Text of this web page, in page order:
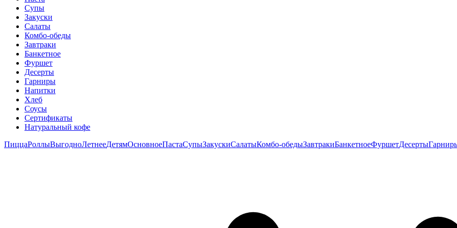
Супы
Закуски
Салаты
Комбо-обеды
Завтраки
Банкетное
Фуршет
Десерты
Гарниры
Напитки
Хлеб
Соусы
Сертификаты
Натуральный кофе
ПиццаРоллыВыгодноЛетнееДетямОсновноеПастаСупыЗакускиСалатыКомбо-обедыЗавтракиБанкетноеФуршетДесерты